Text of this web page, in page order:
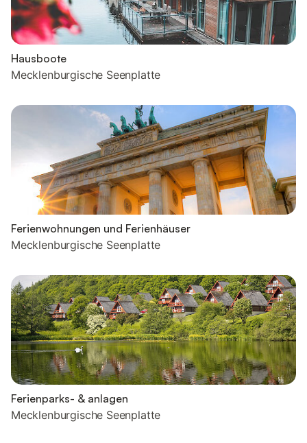
Hausboote
Mecklenburgische Seenplatte
Ferienwohnungen und Ferienhäuser
Mecklenburgische Seenplatte
Ferienparks- & anlagen
Mecklenburgische Seenplatte